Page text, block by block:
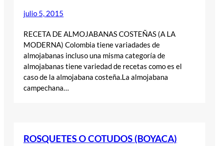
julio 5, 2015
RECETA DE ALMOJABANAS COSTEÑAS (A LA
MODERNA) Colombia tiene variadades de
almojabanas incluso una misma categoría de
almojabanas tiene variedad de recetas como es el
caso de la almojabana costeña.La almojabana
campechana…
ROSQUETES O COTUDOS (BOYACA)